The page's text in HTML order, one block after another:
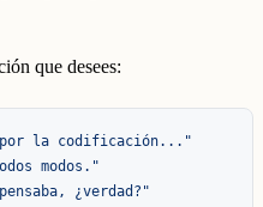
que desees:
por la codificación..."
modos."
¿verdad?"